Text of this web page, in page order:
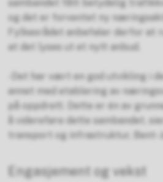
sambandet fått betydelig
og det er forventet ny
Fylkesrådet anbefaler derfor at
at det lyses ut et nytt anbud.
-Det har vært en god utvikling i
annet med etablering av
på oppdrett. Dette er én av
å videreføre dette sambandet,
transport og infrastruktur, Bent-
Engasjement og vekst